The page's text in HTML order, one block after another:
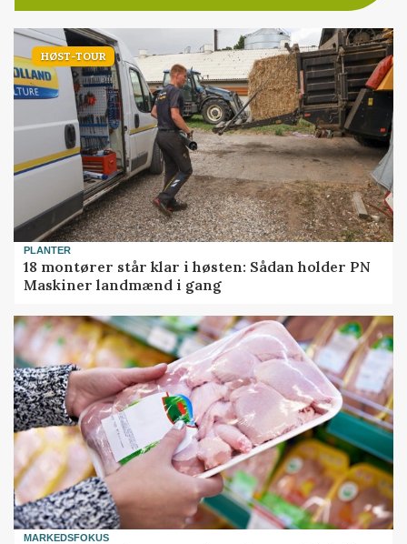
HØST-TOUR
PLANTER
18 montører står klar i høsten: Sådan holder PN
Maskiner landmænd i gang
MARKEDSFOKUS